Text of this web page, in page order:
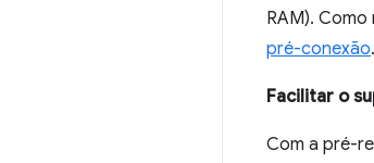
RAM).
pré-conexão.
Facilitar o
Com a pré-